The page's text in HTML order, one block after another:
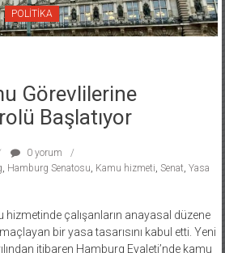
POLİTİKA
Görevlilerine
Başlatıyor
0 yorum
Hamburg Senatosu Kamu hizmeti Senat Yasa
çalışanların anayasal düzene
bir yasa tasarısını kabul etti. Yeni
itibaren Hamburg Eyaleti’nde kamu